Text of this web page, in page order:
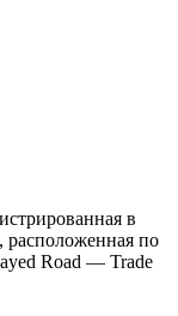
в
по
Road — Trade